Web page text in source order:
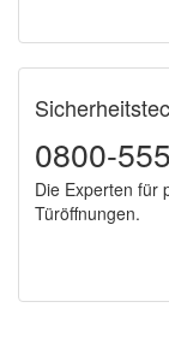
0800-
Die Experten für
Türöffnungen.